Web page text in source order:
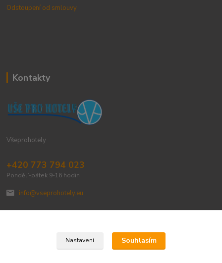
Odstoupení od smlouvy
Kontakty
Všeprohotely
+420 773 794 023
Pondělí-pátek 9-16 hodin
info@vseprohotely.eu
Upravit sběr cookies.
Nastavení Souhlasím